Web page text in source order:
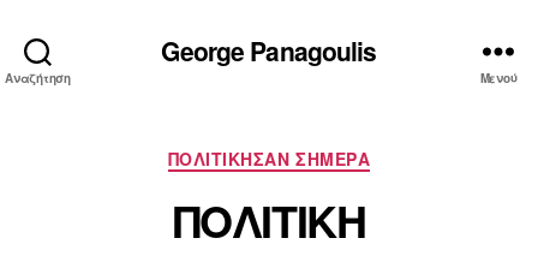
Αναζήτηση
George Panagoulis
Μενού
Κατηγορίες
ΠΟΛΙΤΙΚΗΣΑΝ ΣΗΜΕΡΑ
ΠΟΛΙΤΙΚΗ